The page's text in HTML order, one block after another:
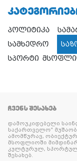
პოლიტიკა
სამხედრო
სპორტი
ᲩᲕᲔᲜᲡ ᲨᲔᲡᲐᲮᲔᲑ
დამოუკიდებელი
საქართველო”
ამომწურავ,
მსოფლიოში
კულტურულ, სპორტულ
შესახებ.